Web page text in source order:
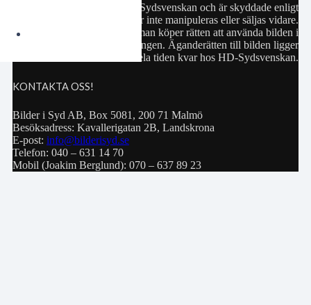
Samtliga bilder hör till HD-Sydsvenskan och är skyddade enligt
upphovsrättslagen. De får inte manipuleras eller säljas vidare.
Köp av bild innebär att man köper rätten att använda bilden i
privat bruk eller för publiceringen. Äganderätten till bilden ligger
hela tiden kvar hos HD-Sydsvenskan.
KONTAKTA OSS!
Bilder i Syd AB, Box 5081, 200 71 Malmö
Besöksadress: Kavallerigatan 2B, Landskrona
E-post: info@bilderisyd.se
Telefon: 040 – 631 14 70
Mobil (Joakim Berglund): 070 – 637 89 23